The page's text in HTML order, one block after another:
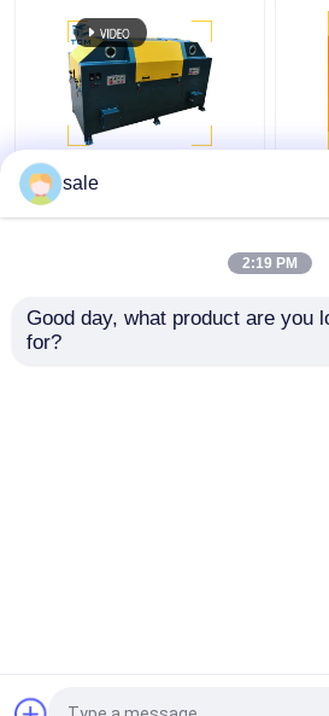
ইস্পাত ধাতব তারের 2m/S
পলিশিং মেশিন রডস স্যান্ডিং
sale
2:19 PM
Good day, what product are you
for?